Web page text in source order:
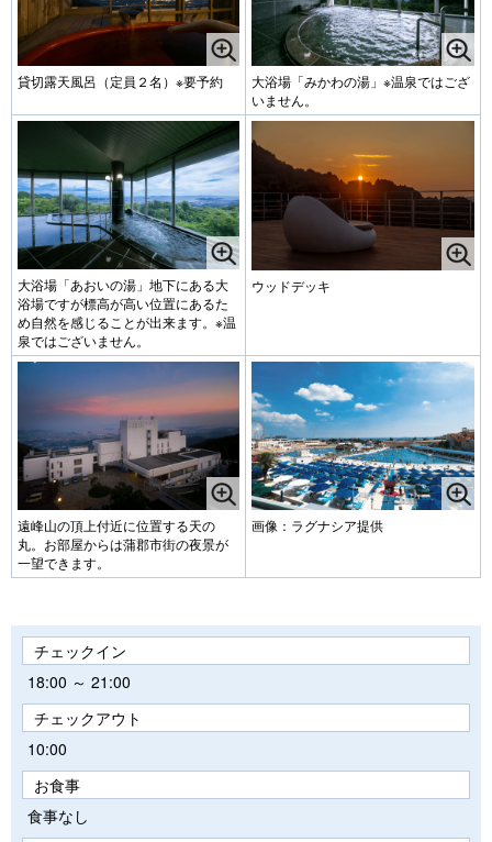
貸切露天風呂（定員２名）※要予約
大浴場「みかわの湯」※温泉ではござ
いません。
大浴場「あおいの湯」地下にある大
浴場ですが標高が高い位置にあるた
め自然を感じることが出来ます。※温
泉ではございません。
ウッドデッキ
遠峰山の頂上付近に位置する天の
丸。お部屋からは蒲郡市街の夜景が
一望できます。
画像：ラグナシア提供
チェックイン
18:00 ～ 21:00
チェックアウト
10:00
お食事
食事なし